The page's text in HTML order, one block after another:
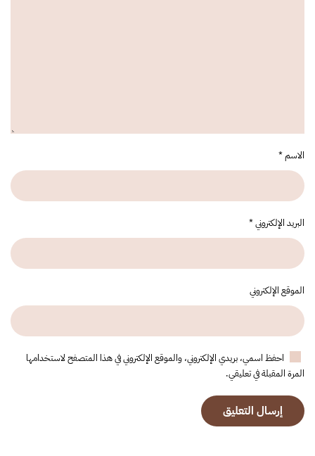
الاسم*
البريد الإلكتروني*
الموقع الإلكتروني
احفظ اسمي، بريدي الإلكتروني، والموقع الإلكتروني في هذا المتصفح لاستخدامها
المرة المقبلة في تعليقي.
إرسال التعليق